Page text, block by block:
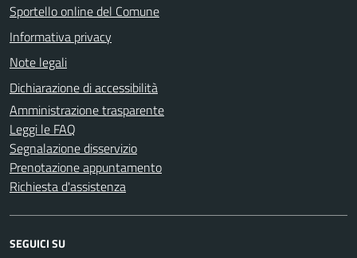
Sportello online del Comune
Informativa privacy
Note legali
Dichiarazione di accessibilità
Amministrazione trasparente
Leggi le FAQ
Segnalazione disservizio
Prenotazione appuntamento
Richiesta d'assistenza
SEGUICI SU